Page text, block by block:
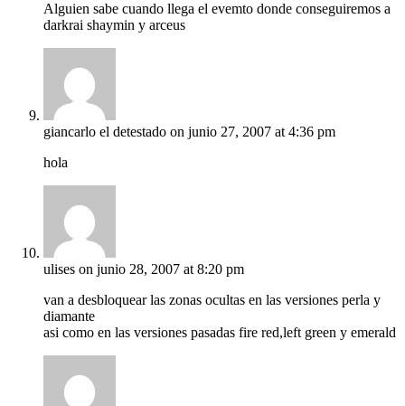
Alguien sabe cuando llega el evemto donde conseguiremos a
darkrai shaymin y arceus
giancarlo el detestado on junio 27, 2007 at 4:36 pm
hola
ulises on junio 28, 2007 at 8:20 pm
van a desbloquear las zonas ocultas en las versiones perla y
diamante
asi como en las versiones pasadas fire red,left green y emerald